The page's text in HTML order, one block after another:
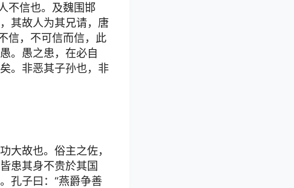
不信也。及魏围邯
其故人为其兄请，唐
信，不可信而信，此
。愚之患，在必自
。非恶其子孙也，非
大故也。俗主之佐，
患其身不贵於其国
孔子曰：“燕爵争善